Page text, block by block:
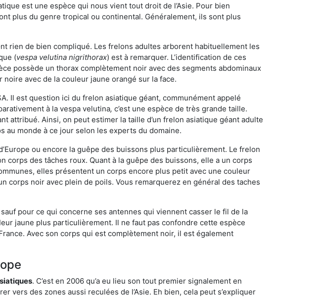
est une espèce qui nous vient tout droit de l’Asie. Pour bien
plus du genre tropical ou continental. Généralement, ils sont plus
rien de bien compliqué. Les frelons adultes arborent habituellement les
(vespa velutina nigrithorax) est à remarquer. L’identification de ces
possède un thorax complètement noir avec des segments abdominaux
avec de la couleur jaune orangé sur la face.
Il est question ici du frelon asiatique géant, communément appelé
à la vespa velutina, c’est une espèce de très grande taille.
attribué. Ainsi, on peut estimer la taille d’un frelon asiatique géant adulte
au monde à ce jour selon les experts du domaine.
ou encore la guêpe des buissons plus particulièrement. Le frelon
des tâches roux. Quant à la guêpe des buissons, elle a un corps
elles présentent un corps encore plus petit avec une couleur
corps noir avec plein de poils. Vous remarquerez en général des taches
pour ce qui concerne ses antennes qui viennent casser le fil de la
jaune plus particulièrement. Il ne faut pas confondre cette espèce
Avec son corps qui est complètement noir, il est également
. C’est en 2006 qu’a eu lieu son tout premier signalement en
vers des zones aussi reculées de l’Asie. Eh bien, cela peut s’expliquer